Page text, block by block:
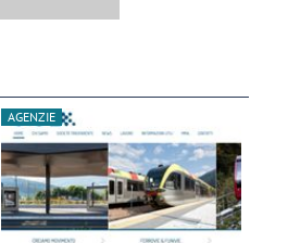
AGENZIE